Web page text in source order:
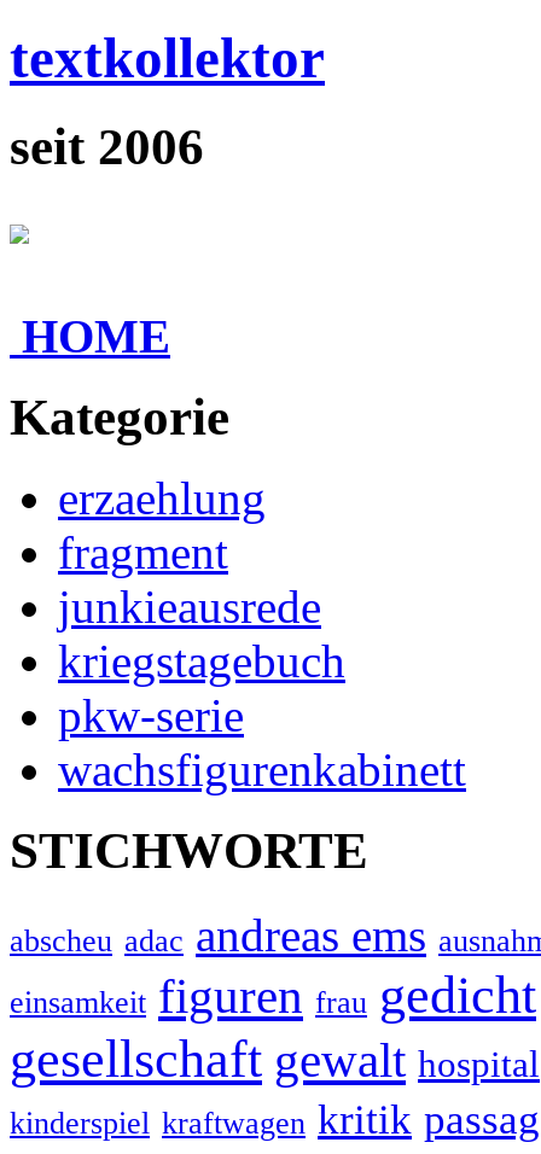
textkollektor
seit 2006
HOME
Kategorie
erzaehlung
fragment
junkieausrede
kriegstagebuch
pkw-serie
wachsfigurenkabinett
STICHWORTE
abscheu adac andreas ems
einsamkeit figuren frau gedicht
gesellschaft gewalt hospital
kinderspiel kraftwagen kritik